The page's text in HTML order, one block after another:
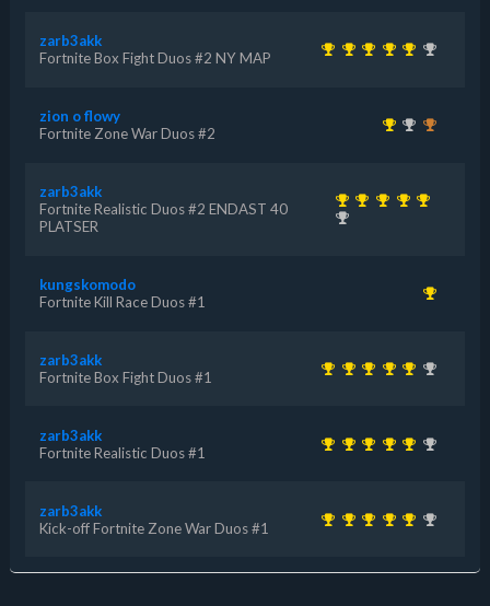
zarb3akk
Fortnite Box Fight Duos #2 NY MAP
zion o flowy
Fortnite Zone War Duos #2
zarb3akk
Fortnite Realistic Duos #2 ENDAST 40
PLATSER
kungskomodo
Fortnite Kill Race Duos #1
zarb3akk
Fortnite Box Fight Duos #1
zarb3akk
Fortnite Realistic Duos #1
zarb3akk
Kick-off Fortnite Zone War Duos #1